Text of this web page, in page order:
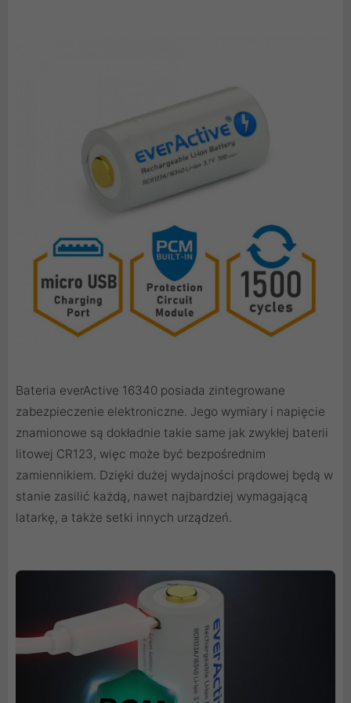
Bateria everActive 16340 posiada zintegrowane
zabezpieczenie elektroniczne. Jego wymiary i napięcie
znamionowe są dokładnie takie same jak zwykłej baterii
litowej CR123, więc może być bezpośrednim
zamiennikiem. Dzięki dużej wydajności prądowej będą w
stanie zasilić każdą, nawet najbardziej wymagającą
latarkę, a także setki innych urządzeń.